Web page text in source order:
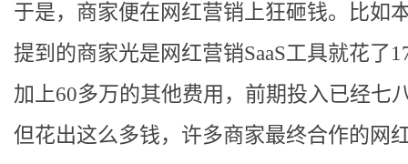
于是，商家便在网红营销上狂砸钱。比如
提到的商家光是网红营销SaaS工具就花了
加上60多万的其他费用，前期投入已经七
但花出这么多钱，许多商家最终合作的网